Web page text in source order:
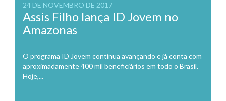
24 DE NOVEMBRO DE 2017
Assis Filho lança ID Jovem no
Amazonas
O programa ID Jovem continua avançando e já conta com
aproximadamente 400 mil beneficiários em todo o Brasil.
Hoje,...